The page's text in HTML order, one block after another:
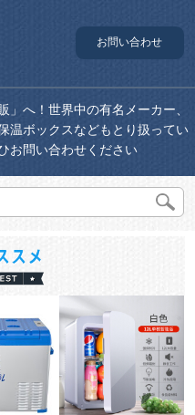
お問い合わせ
へ！世界中の有名メーカー、
温ボックスなどもとり扱ってい
お問い合わせください